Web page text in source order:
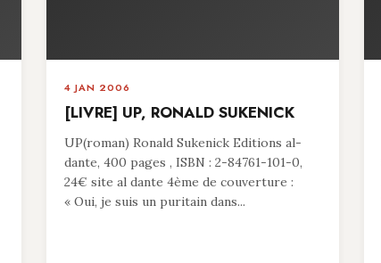
4 JAN 2006
[LIVRE] UP, RONALD SUKENICK
UP(roman) Ronald Sukenick Editions al-
dante, 400 pages , ISBN : 2-84761-101-0,
24€ site al dante 4ème de couverture :
« Oui, je suis un puritain dans...